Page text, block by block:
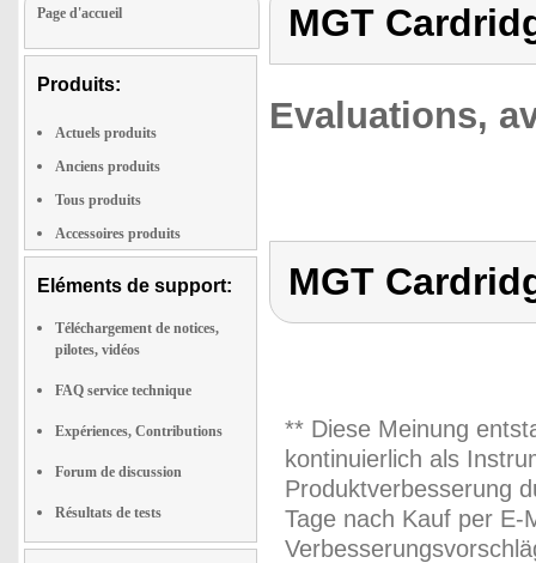
Page d'accueil
Produits:
Actuels produits
Anciens produits
Tous produits
Accessoires produits
Eléments de support:
Téléchargement de notices,
pilotes, vidéos
FAQ service technique
Expériences, Contributions
Forum de discussion
Résultats de tests
MGT
Evaluations,
MGT
** Diese Meinung
kontinuierlich als
Produktverbesserung
Tage nach Kauf per E-